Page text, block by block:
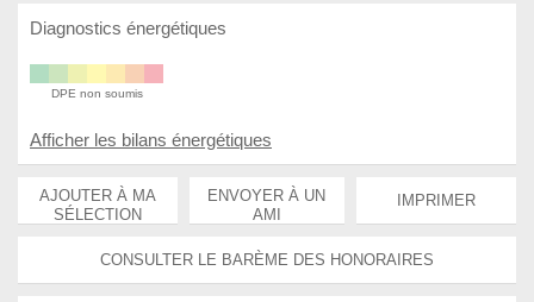
Diagnostics énergétiques
DPE non soumis
Afficher les bilans énergétiques
AJOUTER À MA
SÉLECTION
ENVOYER À UN
AMI
IMPRIMER
CONSULTER LE BARÈME DES HONORAIRES